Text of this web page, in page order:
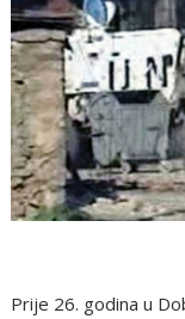
Prije 26. godina u